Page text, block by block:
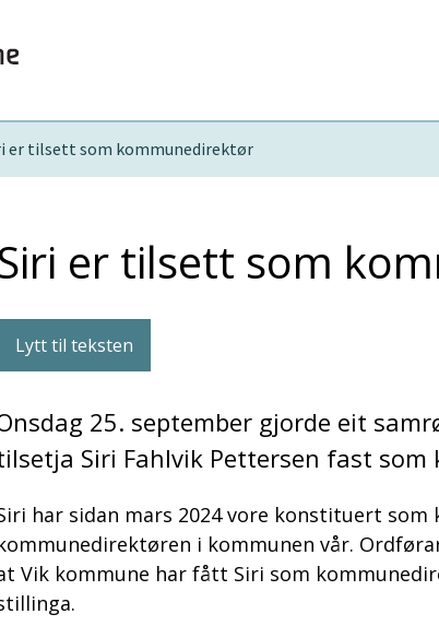
er tilsett som kommunedirektør
er tilsett som
Lytt til teksten
25. september gjorde eit
Siri Fahlvik Pettersen fast
har sidan mars 2024 vore konstituert
i kommunen vår.
Vik kommune har fått Siri som